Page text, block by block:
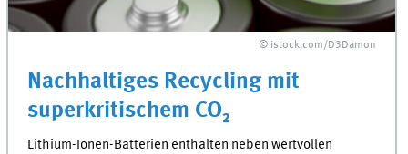
© istock.com/D3Damon
Nachhaltiges Recycling mit
superkritischem CO₂
Lithium-Ionen-Batterien enthalten neben wertvollen